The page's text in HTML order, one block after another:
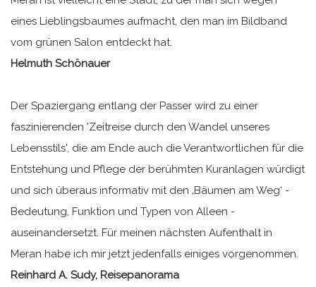
eines Lieblingsbaumes aufmacht, den man im Bildband
vom grünen Salon entdeckt hat.
Helmuth Schönauer
Der Spaziergang entlang der Passer wird zu einer
faszinierenden 'Zeitreise durch den Wandel unseres
Lebensstils', die am Ende auch die Verantwortlichen für die
Entstehung und Pflege der berühmten Kuranlagen würdigt
und sich überaus informativ mit den ‚Bäumen am Weg‘ -
Bedeutung, Funktion und Typen von Alleen -
auseinandersetzt. Für meinen nächsten Aufenthalt in
Meran habe ich mir jetzt jedenfalls einiges vorgenommen.
Reinhard A. Sudy, Reisepanorama